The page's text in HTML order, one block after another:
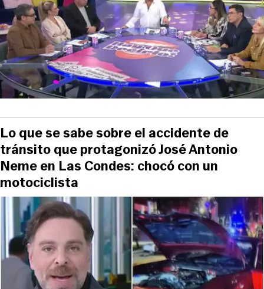
Lo que se sabe sobre el accidente de
tránsito que protagonizó José Antonio
Neme en Las Condes: chocó con un
motociclista